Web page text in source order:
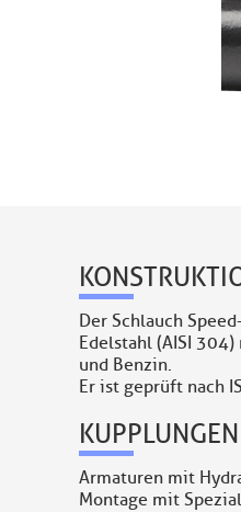
Der Schlauch
Edelstahl (AISI
und Benzin.
Er ist geprüft nach
KUPPLUNGEN
Armaturen mit
Montage mit